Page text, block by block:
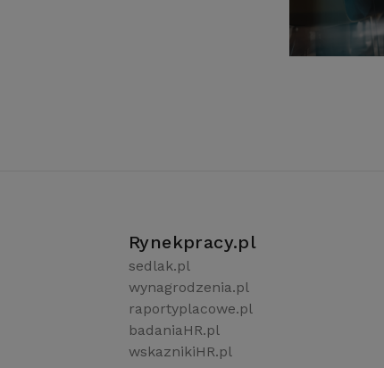
Rynekpracy.pl
sedlak.pl
wynagrodzenia.pl
raportyplacowe.pl
badaniaHR.pl
wskaznikiHR.pl